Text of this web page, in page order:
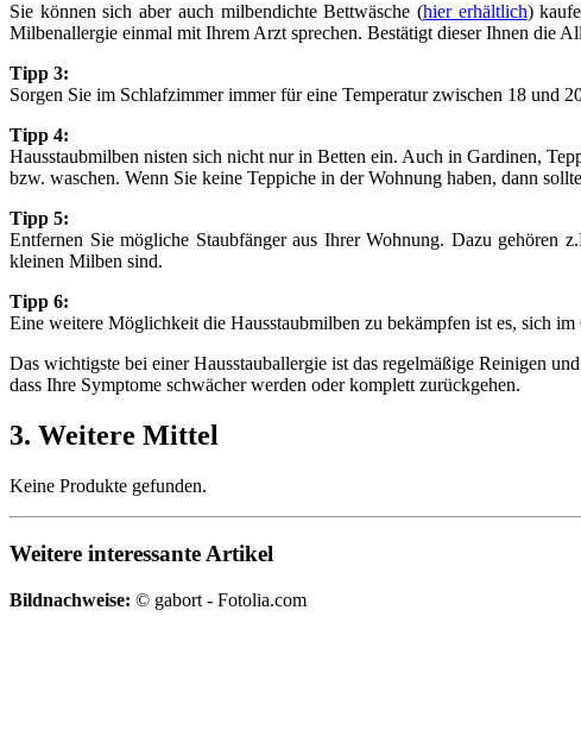
Sie können sich aber auch milbendichte Bettwäsche (hier erhältlich)
Milbenallergie einmal mit Ihrem Arzt sprechen. Bestätigt dieser Ihnen die
Tipp 3:
Sorgen Sie im Schlafzimmer immer für eine Temperatur zwischen 18 und
Tipp 4:
Hausstaubmilben nisten sich nicht nur in Betten ein. Auch in Gardinen,
bzw. waschen. Wenn Sie keine Teppiche in der Wohnung haben, dann
Tipp 5:
Entfernen Sie mögliche Staubfänger aus Ihrer Wohnung. Dazu gehören
kleinen Milben sind.
Tipp 6:
Eine weitere Möglichkeit die Hausstaubmilben zu bekämpfen ist es, sich
Das wichtigste bei einer Hausstauballergie ist das regelmäßige Reinigen
dass Ihre Symptome schwächer werden oder komplett zurückgehen.
3. Weitere Mittel
Keine Produkte gefunden.
Weitere interessante Artikel
Bildnachweise: © gabort - Fotolia.com